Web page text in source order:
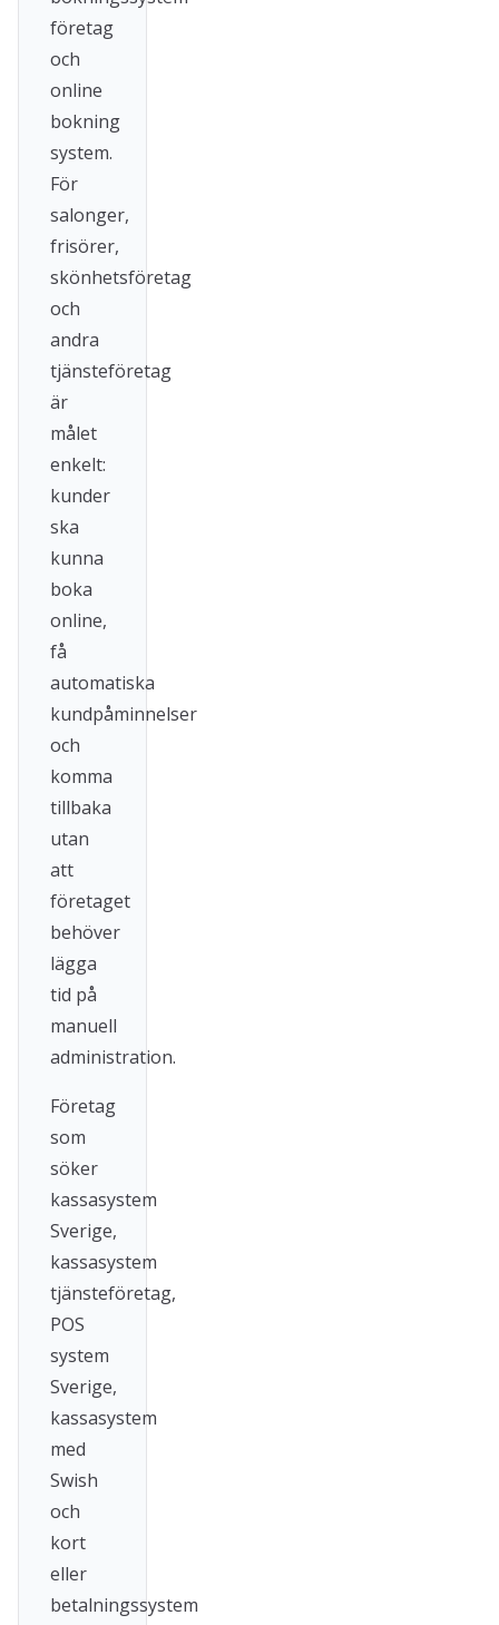
företag
och
online
bokning
system.
För
salonger,
frisörer,
skönhetsföretag
och
andra
tjänsteföretag
är
målet
enkelt:
kunder
ska
kunna
boka
online,
få
automatiska
kundpåminnelser
och
komma
tillbaka
utan
att
företaget
behöver
lägga
tid på
manuell
administration.
Företag
som
söker
kassasystem
Sverige,
kassasystem
tjänsteföretag,
POS
system
Sverige,
kassasystem
med
Swish
och
kort
eller
betalningssystem